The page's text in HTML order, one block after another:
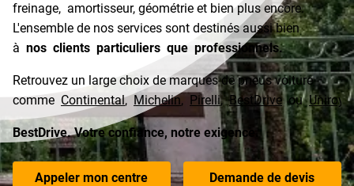
freinage, amortisseur, géométrie et bien plus encore.
L'ensemble de nos services sont destinés aussi bien
à nos clients particuliers que professionnels.
Retrouvez un large choix de marques de pneus voiture
comme Continental,Michelin, Pirelli,BestDriveouUniroyal
BestDrive. Votre confiance, notre exigence.
Appeler mon centre Demande de devis